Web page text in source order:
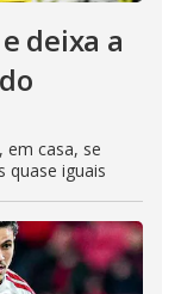
deixa a
em casa, se
quase iguais